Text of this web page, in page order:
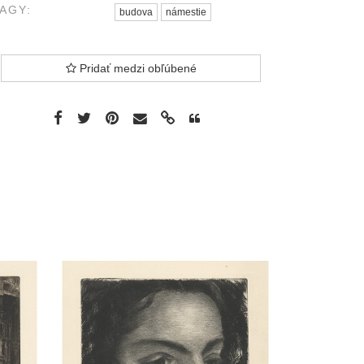
budova námestie
Pridať medzi obľúbené